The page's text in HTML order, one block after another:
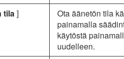
tila]
Ota äänetön tila
painamalla
käytöstä
uudelleen.